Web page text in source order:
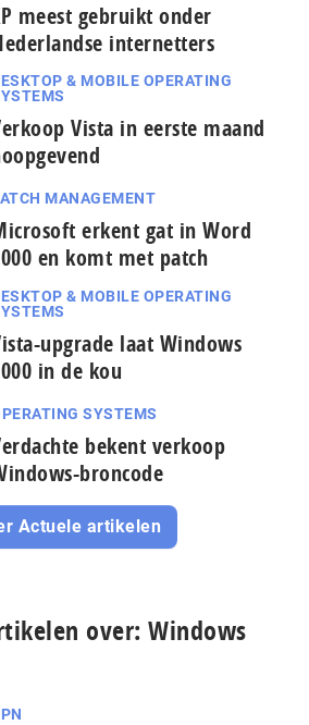
meest gebruikt onder
internetters
& MOBILE OPERATING
Vista in eerste maand
MANAGEMENT
erkent gat in Word
en komt met patch
& MOBILE OPERATING
upgrade laat Windows
in de kou
SYSTEMS
bekent verkoop
broncode
Actuele artikelen
over: Windows